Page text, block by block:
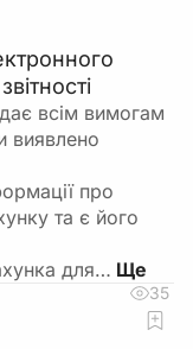
всім вимогам
виявлено
про
та є його
для…
35